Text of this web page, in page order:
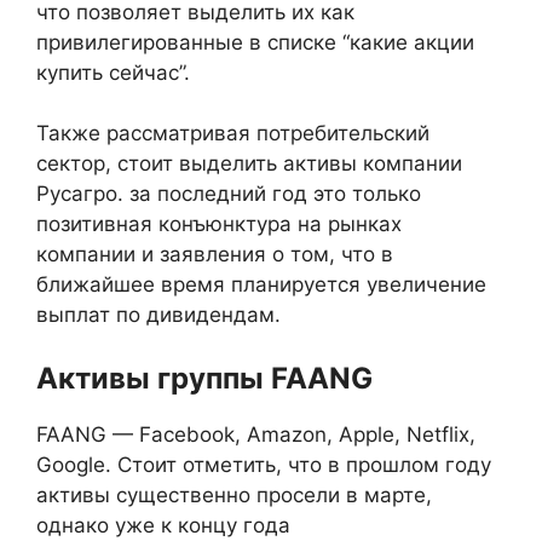
что позволяет выделить их как
привилегированные в списке “какие акции
купить сейчас”.
Также рассматривая потребительский
сектор, стоит выделить активы компании
Русагро. за последний год это только
позитивная конъюнктура на рынках
компании и заявления о том, что в
ближайшее время планируется увеличение
выплат по дивидендам.
Активы группы FAANG
FAANG — Facebook, Amazon, Apple, Netflix,
Google. Стоит отметить, что в прошлом году
активы существенно просели в марте,
однако уже к концу года